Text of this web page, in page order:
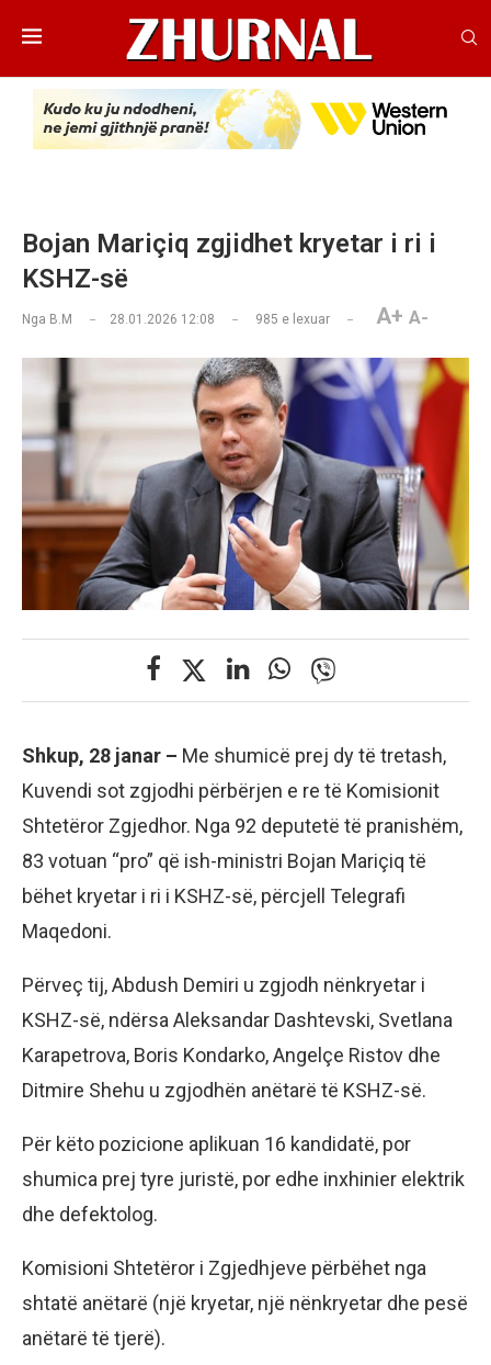
Bojan Mariçiq zgjidhet kryetar i ri i
KSHZ-së
Nga B.M 28.01.2026 12:08 985 e lexuar A+ A-
Shkup, 28 janar – Me shumicë prej dy të tretash,
Kuvendi sot zgjodhi përbërjen e re të Komisionit
Shtetëror Zgjedhor. Nga 92 deputetë të pranishëm,
83 votuan “pro” që ish-ministri Bojan Mariçiq të
bëhet kryetar i ri i KSHZ-së, përcjell Telegrafi
Maqedoni.
Përveç tij, Abdush Demiri u zgjodh nënkryetar i
KSHZ-së, ndërsa Aleksandar Dashtevski, Svetlana
Karapetrova, Boris Kondarko, Angelçe Ristov dhe
Ditmire Shehu u zgjodhën anëtarë të KSHZ-së.
Për këto pozicione aplikuan 16 kandidatë, por
shumica prej tyre juristë, por edhe inxhinier elektrik
dhe defektolog.
Komisioni Shtetëror i Zgjedhjeve përbëhet nga
shtatë anëtarë (një kryetar, një nënkryetar dhe pesë
anëtarë të tjerë).